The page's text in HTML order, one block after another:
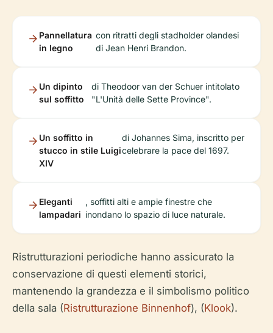
Pannellatura
in legno
con ritratti degli stadholder olandesi
di Jean Henri Brandon.
Un dipinto
sul soffitto
di Theodoor van der Schuer intitolato
"L'Unità delle Sette Province".
Un soffitto in
stucco in stile Luigi
XIV
di Johannes Sima, inscritto per
celebrare la pace del 1697.
Eleganti
lampadari
, soffitti alti e ampie finestre che
inondano lo spazio di luce naturale.
Ristrutturazioni periodiche hanno assicurato la
conservazione di questi elementi storici,
mantenendo la grandezza e il simbolismo politico
della sala (Ristrutturazione Binnenhof), (Klook).